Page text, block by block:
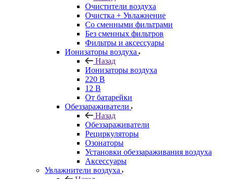
Очистители воздуха
Очистка + Увлажнение
Cо сменными фильтрами
Без сменных фильтров
Фильтры и аксессуары
Ионизаторы воздуха
Назад
Ионизаторы воздуха
220 В
12 В
От батарейки
Обеззараживатели
Назад
Обеззараживатели
Рециркуляторы
Озонаторы
Установки обеззараживания воздуха
Аксессуары
Увлажнители воздуха